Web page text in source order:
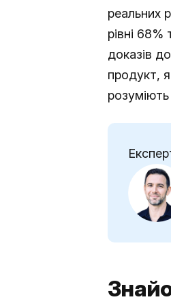
реальних
рівні
доказів
продукт,
розуміють